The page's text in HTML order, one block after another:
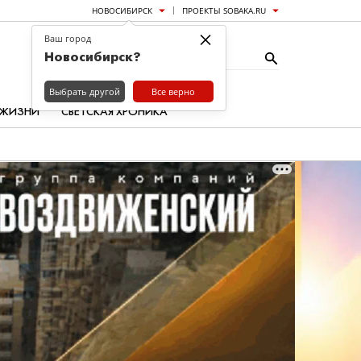
НОВОСИБИРСК ПРОЕКТЫ SOBAKA.RU
СВЕТСКАЯ ХРОНИКА
×
Ваш город
Новосибирск?
Выбрать другой Все верно